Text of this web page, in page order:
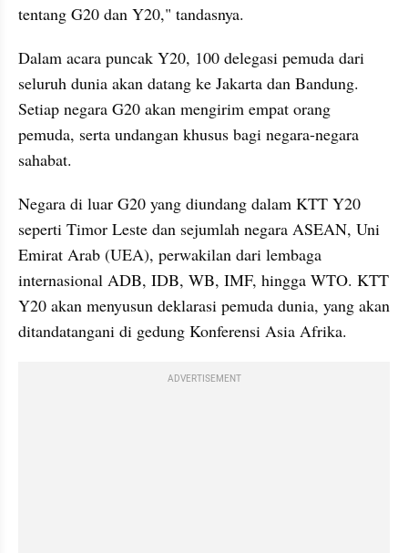
tentang G20 dan Y20," tandasnya.
Dalam acara puncak Y20, 100 delegasi pemuda dari
seluruh dunia akan datang ke Jakarta dan Bandung.
Setiap negara G20 akan mengirim empat orang
pemuda, serta undangan khusus bagi negara-negara
sahabat.
Negara di luar G20 yang diundang dalam KTT Y20
seperti Timor Leste dan sejumlah negara ASEAN, Uni
Emirat Arab (UEA), perwakilan dari lembaga
internasional ADB, IDB, WB, IMF, hingga WTO. KTT
Y20 akan menyusun deklarasi pemuda dunia, yang akan
ditandatangani di gedung Konferensi Asia Afrika.
ADVERTISEMENT